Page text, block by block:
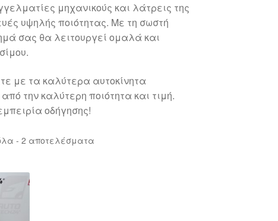
μηχανικούς και λάτρεις της
υψηλής ποιότητας. Με τη σωστή
σας θα λειτουργεί ομαλά και
με τα καλύτερα αυτοκίνητα
την καλύτερη ποιότητα και τιμή.
οδήγησης!
- 2 αποτελέσματαSorted